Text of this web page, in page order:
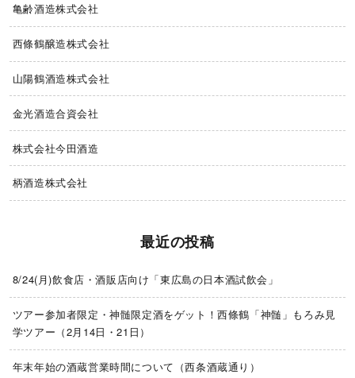
亀齢酒造株式会社
西條鶴醸造株式会社
山陽鶴酒造株式会社
金光酒造合資会社
株式会社今田酒造
柄酒造株式会社
最近の投稿
8/24(月)飲食店・酒販店向け「東広島の日本酒試飲会」
ツアー参加者限定・神髄限定酒をゲット！西條鶴「神髄」もろみ見
学ツアー（2月14日・21日）
年末年始の酒蔵営業時間について（西条酒蔵通り）